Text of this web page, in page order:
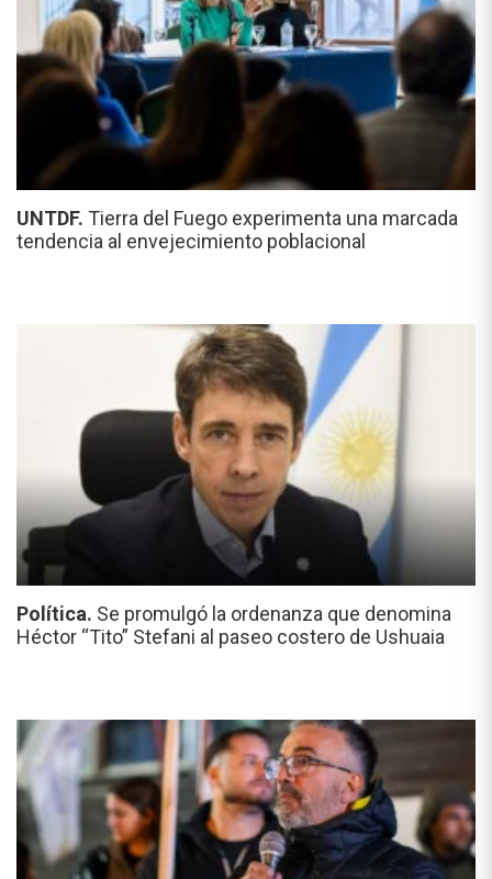
UNTDF. Tierra del Fuego experimenta una marcada
tendencia al envejecimiento poblacional
Política. Se promulgó la ordenanza que denomina
Héctor “Tito” Stefani al paseo costero de Ushuaia